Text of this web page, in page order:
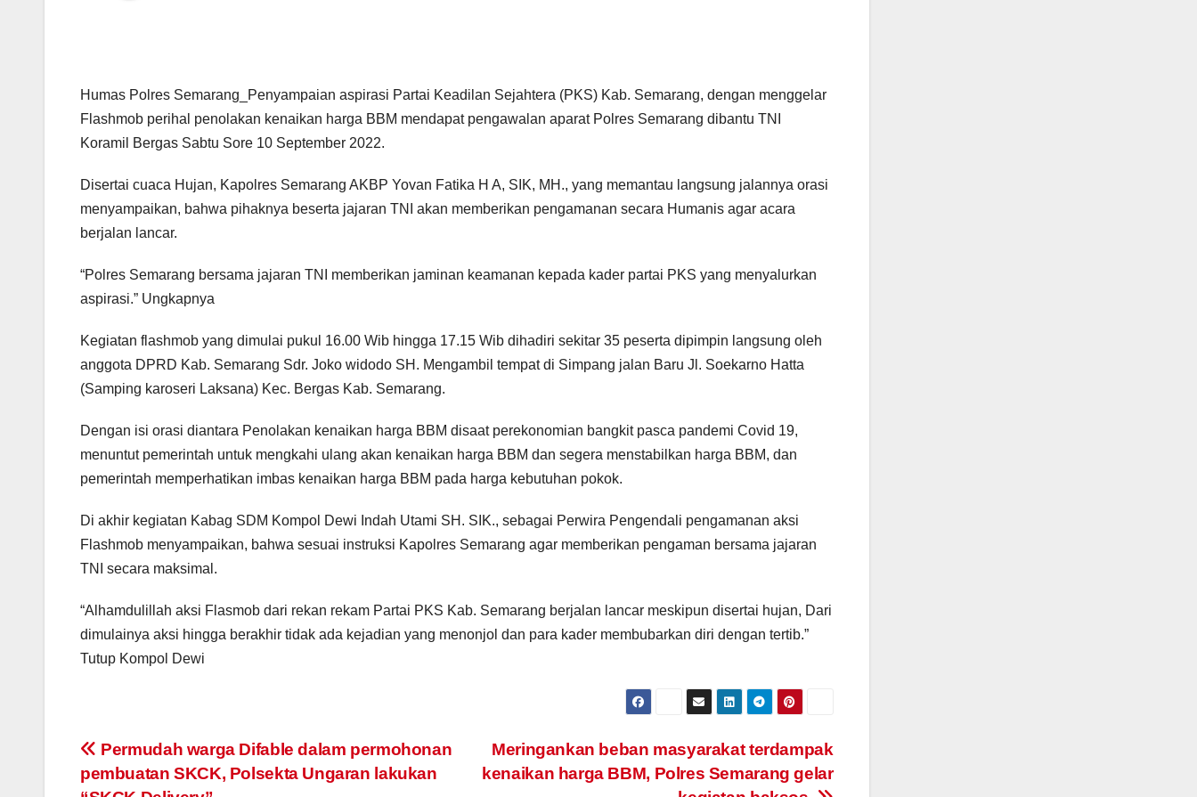
Humas Polres Semarang_Penyampaian aspirasi Partai Keadilan Sejahtera (PKS) Kab. Semarang, dengan menggelar
Flashmob perihal penolakan kenaikan harga BBM mendapat pengawalan aparat Polres Semarang dibantu TNI
Koramil Bergas Sabtu Sore 10 September 2022.
Disertai cuaca Hujan, Kapolres Semarang AKBP Yovan Fatika H A, SIK, MH., yang memantau langsung jalannya orasi
menyampaikan, bahwa pihaknya beserta jajaran TNI akan memberikan pengamanan secara Humanis agar acara
berjalan lancar.
“Polres Semarang bersama jajaran TNI memberikan jaminan keamanan kepada kader partai PKS yang menyalurkan
aspirasi.” Ungkapnya
Kegiatan flashmob yang dimulai pukul 16.00 Wib hingga 17.15 Wib dihadiri sekitar 35 peserta dipimpin langsung oleh
anggota DPRD Kab. Semarang Sdr. Joko widodo SH. Mengambil tempat di Simpang jalan Baru Jl. Soekarno Hatta
(Samping karoseri Laksana) Kec. Bergas Kab. Semarang.
Dengan isi orasi diantara Penolakan kenaikan harga BBM disaat perekonomian bangkit pasca pandemi Covid 19,
menuntut pemerintah untuk mengkahi ulang akan kenaikan harga BBM dan segera menstabilkan harga BBM, dan
pemerintah memperhatikan imbas kenaikan harga BBM pada harga kebutuhan pokok.
Di akhir kegiatan Kabag SDM Kompol Dewi Indah Utami SH. SIK., sebagai Perwira Pengendali pengamanan aksi
Flashmob menyampaikan, bahwa sesuai instruksi Kapolres Semarang agar memberikan pengaman bersama jajaran
TNI secara maksimal.
“Alhamdulillah aksi Flasmob dari rekan rekam Partai PKS Kab. Semarang berjalan lancar meskipun disertai hujan, Dari
dimulainya aksi hingga berakhir tidak ada kejadian yang menonjol dan para kader membubarkan diri dengan tertib.”
Tutup Kompol Dewi
Post
Meringankan beban masyarakat terdampak
kenaikan harga BBM, Polres Semarang gelar
Permudah warga Difable dalam permohonan
pembuatan SKCK, Polsekta Ungaran lakukan